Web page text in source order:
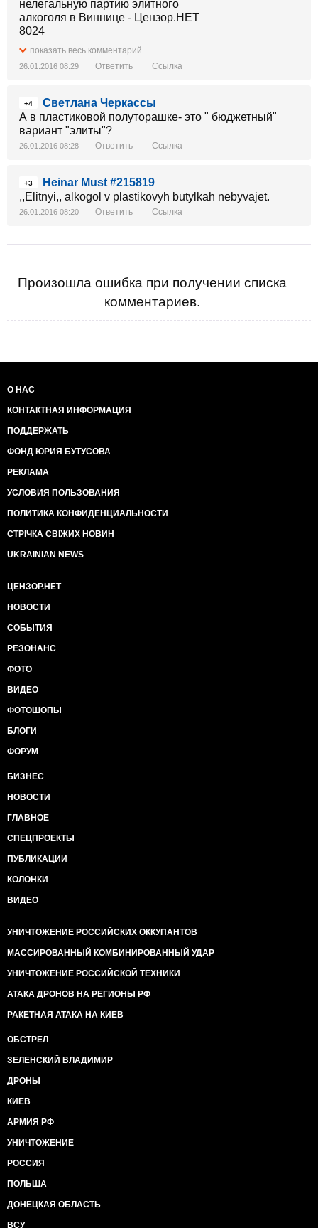
показать весь комментарий
26.01.2016 08:29 Ответить Ссылка
+4
Светлана Черкассы
А в пластиковой полуторашке- это " бюджетный"
вариант "элиты"?
26.01.2016 08:28 Ответить Ссылка
+3
Heinar Must #215819
,,Elitnyi,, alkogol v plastikovyh butylkah nebyvajet.
26.01.2016 08:20 Ответить Ссылка
Произошла ошибка при получении списка
комментариев.
О НАС
КОНТАКТНАЯ ИНФОРМАЦИЯ
ПОДДЕРЖАТЬ
ФОНД ЮРИЯ БУТУСОВА
РЕКЛАМА
УСЛОВИЯ ПОЛЬЗОВАНИЯ
ПОЛИТИКА КОНФИДЕНЦИАЛЬНОСТИ
СТРІЧКА СВІЖИХ НОВИН
UKRAINIAN NEWS
ЦЕНЗОР.НЕТ
НОВОСТИ
СОБЫТИЯ
РЕЗОНАНС
ФОТО
ВИДЕО
ФОТОШОПЫ
БЛОГИ
ФОРУМ
БИЗНЕС
НОВОСТИ
ГЛАВНОЕ
СПЕЦПРОЕКТЫ
ПУБЛИКАЦИИ
КОЛОНКИ
ВИДЕО
УНИЧТОЖЕНИЕ РОССИЙСКИХ ОККУПАНТОВ
МАССИРОВАННЫЙ КОМБИНИРОВАННЫЙ УДАР
УНИЧТОЖЕНИЕ РОССИЙСКОЙ ТЕХНИКИ
АТАКА ДРОНОВ НА РЕГИОНЫ РФ
РАКЕТНАЯ АТАКА НА КИЕВ
ОБСТРЕЛ
ЗЕЛЕНСКИЙ ВЛАДИМИР
ДРОНЫ
КИЕВ
АРМИЯ РФ
УНИЧТОЖЕНИЕ
РОССИЯ
ПОЛЬША
ДОНЕЦКАЯ ОБЛАСТЬ
ВСУ